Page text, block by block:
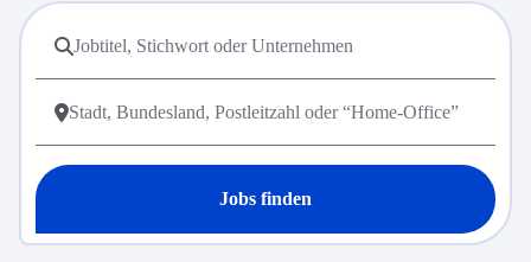
Jobs finden